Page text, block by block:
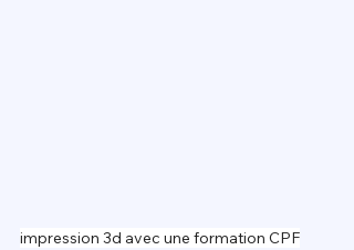
impression 3d avec une formation CPF